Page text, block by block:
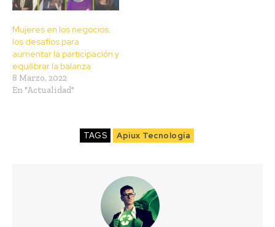
Mujeres en los negocios:
los desafíos para
aumentar la participación y
equilibrar la balanza
8 Marzo, 2022
En "Actualidad"
TAGS Apiux Tecnología